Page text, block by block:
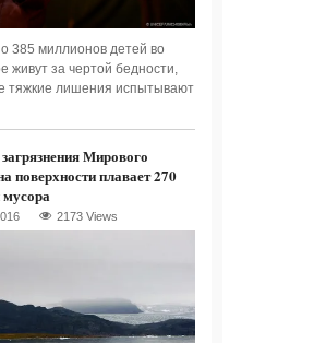
385 миллионов детей во
живут за чертой бедности,
тяжкие лишения испытывают
Мирового
поверхности плавает 270
мусора
2173 Views